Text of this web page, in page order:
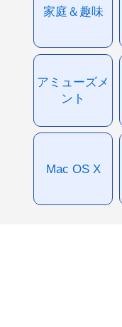
家庭＆趣味
アミューズメ
ント
Mac OS X